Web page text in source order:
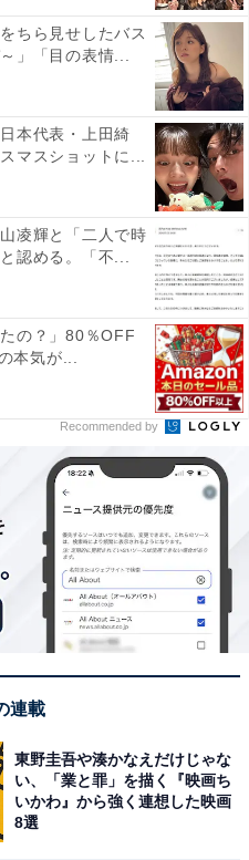
ちら見せしたバス
」「目の表情...
本代表・上田綺
マスショットに...
凌輝と「二人で時
認める。「不...
の？」80％OFF
本気が...
Recommended by
連載
東野圭吾や湊かなえだけじゃな
い、「業と罪」を描く『映画ち
いかわ』から強く連想した映画
8選